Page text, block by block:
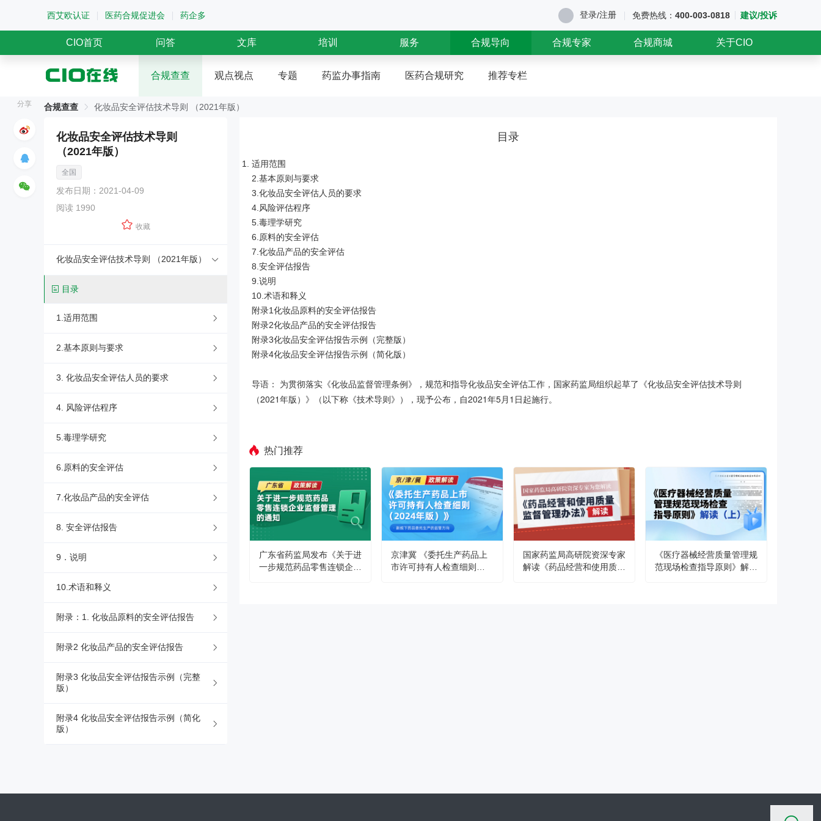
西艾欧认证 医药合规促进会 药企多 登录/注册 免费热线： 400-003-0818 建议/投诉
CIO首页 问答 文库 培训 服务 合规导向 合规专家 合规商城 关于CIO
合规查查 观点视点 专题 药监办事指南 医药合规研究 推荐专栏
合规查查 化妆品安全评估技术导则 （2021年版）
化妆品安全评估技术导则
（2021年版）
全国
发布日期：2021-04-09
阅读 1990
收藏
化妆品安全评估技术导则 （2021年版）
目录
1.适用范围
2.基本原则与要求
3. 化妆品安全评估人员的要求
4. 风险评估程序
5.毒理学研究
6.原料的安全评估
7.化妆品产品的安全评估
8. 安全评估报告
9．说明
10.术语和释义
附录：1. 化妆品原料的安全评估报告
附录2 化妆品产品的安全评估报告
附录3 化妆品安全评估报告示例（完整
版）
附录4 化妆品安全评估报告示例（简化
版）
目录
适用范围
2.基本原则与要求
3.化妆品安全评估人员的要求
4.风险评估程序
5.毒理学研究
6.原料的安全评估
7.化妆品产品的安全评估
8.安全评估报告
9.说明
10.术语和释义
附录1化妆品原料的安全评估报告
附录2化妆品产品的安全评估报告
附录3化妆品安全评估报告示例（完整版）
附录4化妆品安全评估报告示例（简化版）
导语：
为贯彻落实《化妆品监督管理条例》，规范和指导化妆品安全评估工作，国家药监局组织起草了《化妆品安全评估技术导则
（2021年版）》（以下称《技术导则》），现予公布，自2021年5月1日起施行。
热门推荐
广东省药监局发布《关于进
一步规范药品零售连锁企业
京津冀 《委托生产药品上
市许可持有人检查细则
国家药监局高研院资深专家
解读《药品经营和使用质量
《医疗器械经营质量管理规
范现场检查指导原则》解读
分享